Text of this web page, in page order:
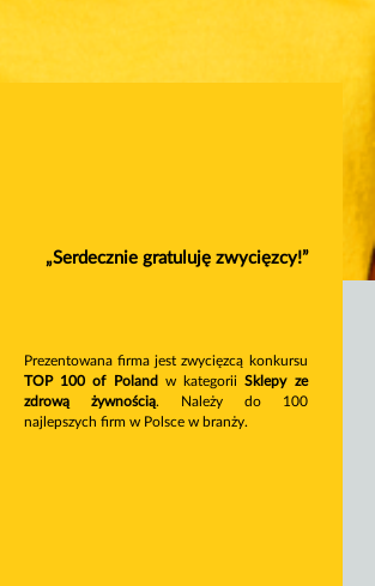
„Serdecznie gratuluję zwycięzcy!”
Prezentowana firma jest zwycięzcą konkursu
TOP 100 of Poland
w kategoriiSklepy ze
zdrową żywnością. Należy do 100
najlepszych firm w Polsce w branży.